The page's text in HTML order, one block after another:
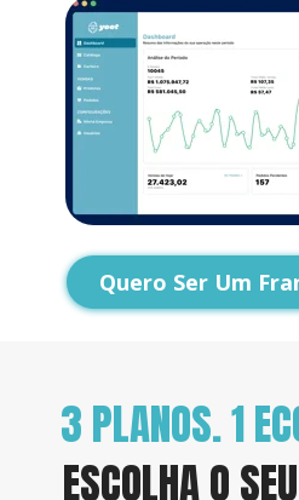
Quero Ser Um
3 PLANOS. 1
ESCOLHA O